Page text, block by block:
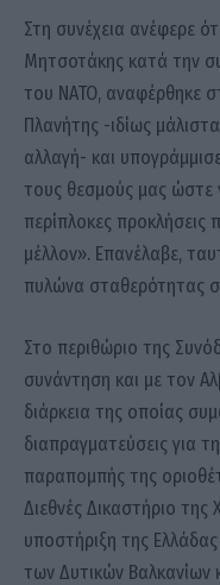
Στη συνέχεια ανέφερε
Μητσοτάκης κατά την
του ΝΑΤΟ, αναφέρθηκε
Πλανήτης -ιδίως
αλλαγή- και
τους θεσμούς μας ώστε
περίπλοκες
μέλλον». Επανέλαβε,
πυλώνα σταθερότητας
Στο περιθώριο της
συνάντηση και με τον
διάρκεια της οποίας
διαπραγματεύσεις για
παραπομπής της
Διεθνές Δικαστήριο
υποστήριξη της
των Δυτικών Βαλκανίων